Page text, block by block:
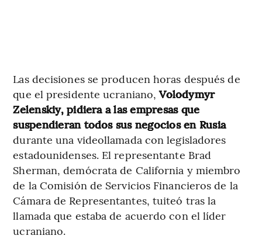
Las decisiones se producen horas después de
que el presidente ucraniano,Volodymyr
Zelenskiy, pidiera a las empresas que
suspendieran todos sus negocios en Rusia
durante una videollamada con legisladores
estadounidenses. El representante Brad
Sherman, demócrata de California y miembro
de la Comisión de Servicios Financieros de la
Cámara de Representantes, tuiteó tras la
llamada que estaba de acuerdo con el líder
ucraniano.